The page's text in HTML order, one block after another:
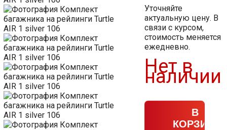
Уточняйте
актуальную цену. В
связи с курсом,
стоимость меняется
ежедневно.
Нет в
наличии
В
КОРЗИНУ